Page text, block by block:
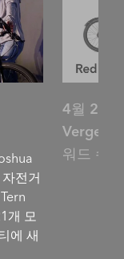
전거
개 모
에 새
4월 2012
Verge
워드 수상